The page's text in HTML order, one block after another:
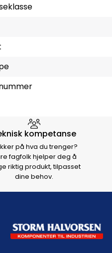
velge Storm
kompetanse
på hva du trenger?
fagfolk hjelper deg å
riktig produkt, tilpasset
dine behov.